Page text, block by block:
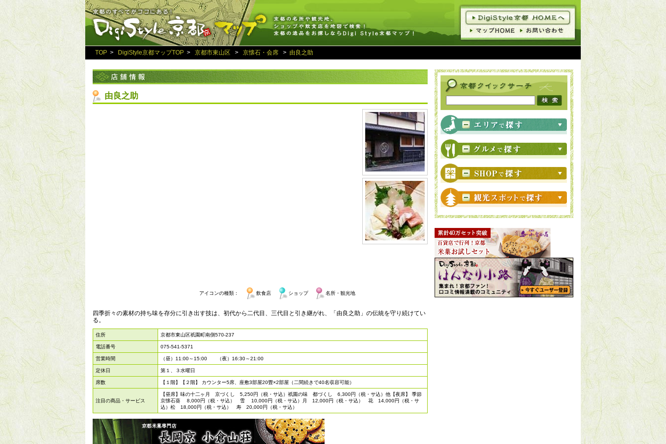
TOP > DigiStyle京都マップTOP > 京都市東山区 > 京懐石・会席 > 由良之助
由良之助
アイコンの種類： 飲食店 ショップ 名所・観光地
四季折々の素材の持ち味を存分に引き出す技は、初代から二代目、三代目と引き継がれ、「由良之助」の伝統を守り続けてい
る。
住所 京都市東山区祇園町南側570-237
電話番号 075-541-5371
営業時間 （昼）11:00～15:00 （夜）16:30～21:00
定休日 第１、３水曜日
席数 【１階】【２階】 カウンター5席、座敷3部屋20畳×2部屋（二間続きで40名収容可能）
注目の商品・サービス
【昼席】味の十二ヶ月 京づくし 5,250円（税・サ込）祇園の味 都づくし 6,300円（税・サ込）他【夜席】 季節
京懐石葵 8,000円（税・サ込） 雪 10,000円（税・サ込）月 12,000円（税・サ込） 花 14,000円（税・サ
込）松 18,000円（税・サ込） 寿 20,000円（税・サ込）